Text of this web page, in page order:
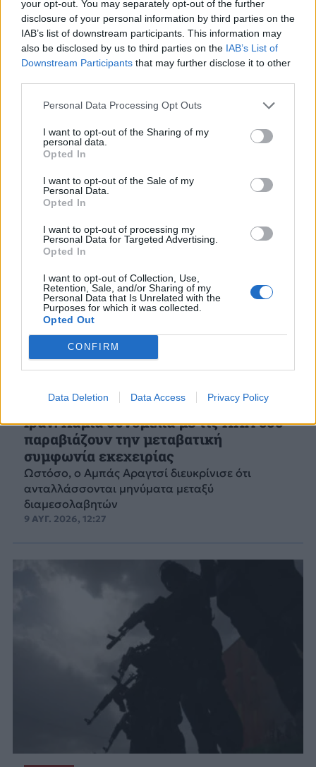
your opt-out. You may separately opt-out of the further
disclosure of your personal information by third parties on the
IAB’s list of downstream participants. This information may
also be disclosed by us to third parties on the IAB’s List of
Downstream Participants that may further disclose it to other
Personal Data Processing Opt Outs
I want to opt-out of the Sharing of my
personal data.
Opted In
I want to opt-out of the Sale of my
Personal Data.
Opted In
I want to opt-out of processing my
Personal Data for Targeted Advertising.
Opted In
I want to opt-out of Collection, Use,
Retention, Sale, and/or Sharing of my
Personal Data that Is Unrelated with the
Purposes for which it was collected.
Opted Out
CONFIRM
Data Deletion Data Access Privacy Policy
ΣΧΕΤΙΚΑ ΑΡΘΡΑ
Ιράν: Καμία συνομιλία με τις ΗΠΑ όσο
παραβιάζουν την μεταβατική
συμφωνία εκεχειρίας
Ωστόσο, ο Αμπάς Αραγτσί διευκρίνισε ότι
ανταλλάσσονται μηνύματα μεταξύ
διαμεσολαβητών
9 ΑΥΓ. 2026, 12:27